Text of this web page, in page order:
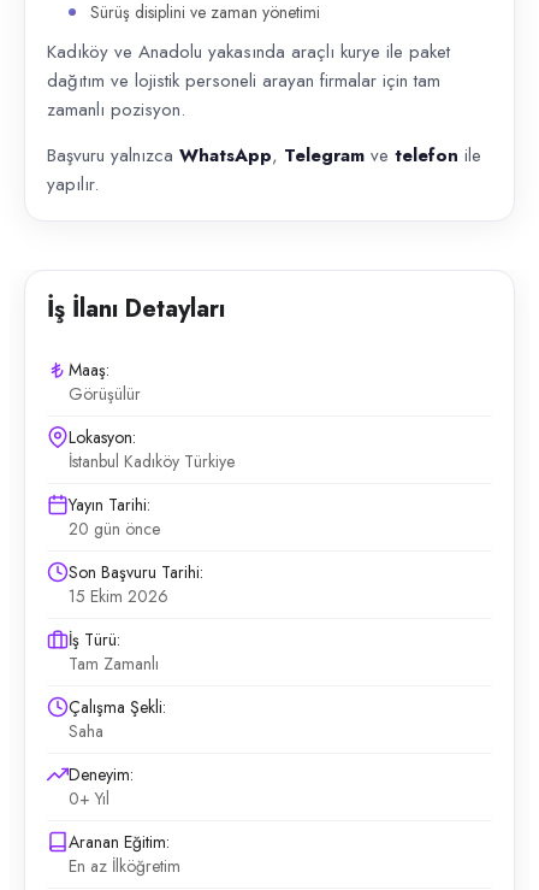
Sürüş disiplini ve zaman yönetimi
Kadıköy ve Anadolu yakasında araçlı kurye ile paket
dağıtım ve lojistik personeli arayan firmalar için tam
zamanlı pozisyon.
Başvuru yalnızca WhatsApp, Telegram ve telefon ile
yapılır.
İş İlanı Detayları
Maaş:
Görüşülür
Lokasyon:
İstanbul Kadıköy Türkiye
Yayın Tarihi:
20 gün önce
Son Başvuru Tarihi:
15 Ekim 2026
İş Türü:
Tam Zamanlı
Çalışma Şekli:
Saha
Deneyim:
0+ Yıl
Aranan Eğitim:
En az İlköğretim